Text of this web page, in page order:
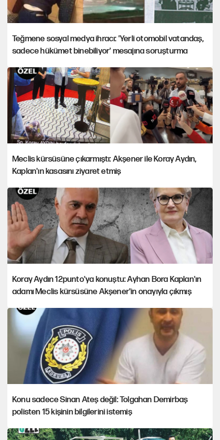
Teğmene sosyal medya ihracı: 'Yerli otomobil vatandaş,
sadece hükümet binebiliyor' mesajına soruşturma
Meclis kürsüsüne çıkarmıştı: Akşener ile Koray Aydın,
Kaplan'ın kasasını ziyaret etmiş
Koray Aydın 12punto'ya konuştu: Ayhan Bora Kaplan'ın
adamı Meclis kürsüsüne Akşener'in onayıyla çıkmış
Konu sadece Sinan Ateş değil: Tolgahan Demirbaş
polisten 15 kişinin bilgilerini istemiş